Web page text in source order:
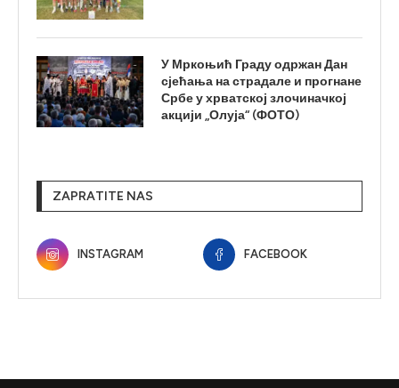
У Мркоњић Граду одржан Дан
сјећања на страдале и прогнане
Србе у хрватској злочиначкој
акцији „Олуја“ (ФОТО)
ZAPRATITE NAS
INSTAGRAM FACEBOOK